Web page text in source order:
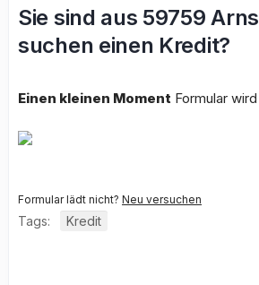
Sie sind aus 59759
suchen einen Kredit?
Einen kleinen Moment Formular
Formular lädt nicht? Neu versuchen
Tags: Kredit